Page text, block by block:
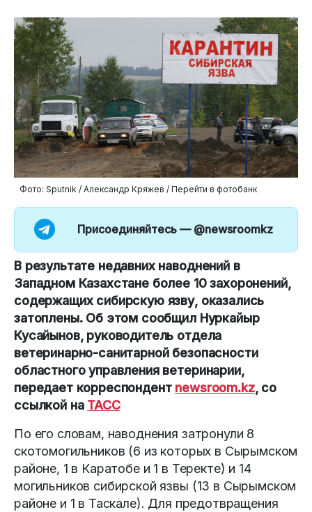
Фото: Sputnik / Александр Кряжев / Перейти в фотобанк
Присоединяйтесь — @newsroomkz
В результате недавних наводнений в
Западном Казахстане более 10 захоронений,
содержащих сибирскую язву, оказались
затоплены. Об этом сообщил Нуркайыр
Кусайынов, руководитель отдела
ветеринарно-санитарной безопасности
областного управления ветеринарии,
передает корреспондент newsroom.kz, со
ссылкой на ТАСС
По его словам, наводнения затронули 8
скотомогильников (6 из которых в Сырымском
районе, 1 в Каратобе и 1 в Теректе) и 14
могильников сибирской язвы (13 в Сырымском
районе и 1 в Таскале). Для предотвращения